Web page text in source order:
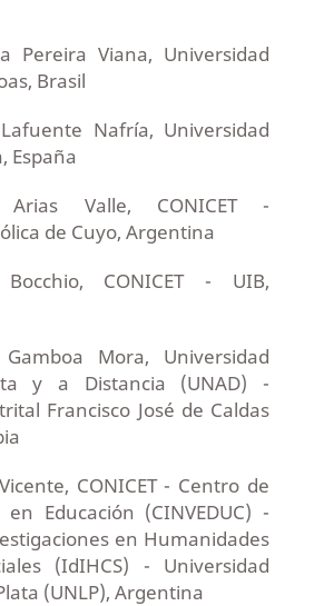
Pereira Viana, Universidad
Brasil
Nafría, Universidad
España
Valle, CONICET -
de Cuyo, Argentina
CONICET - UIB,
Mora, Universidad
y a Distancia (UNAD) -
Francisco José de Caldas
CONICET - Centro de
Educación (CINVEDUC) -
en Humanidades
(IdIHCS) - Universidad
(UNLP), Argentina